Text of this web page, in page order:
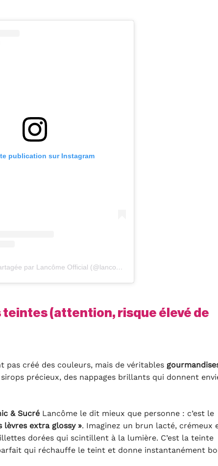
publication sur Instagram
Une publication partagée par Lancôme Official (@lancomeofficial)
teintes (attention, risque élevé de
pas créé des couleurs, mais de véritables
précieux, des nappages brillants qui donnent
& SucréLancôme le dit mieux que personne : c’est le
extra glossy ». Imaginez un brun lacté, crémeux
dorées qui scintillent à la lumière. C’est la teinte
qui réchauffe le teint et donne instantanément